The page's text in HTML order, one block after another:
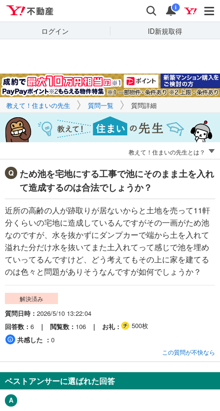
検索 通知
i
ログイン ID新規取得
キーワードで
質問を探す
教えて！住まいの先生 質問一覧 質問詳細
教えて！住まいの先生とは？
ため池を宅地にする工事で池にそのまま土を入れ
て造成するのは合法でしょうか？
近所の高齢の人が跡取りが居ないからと土地を売って11軒
分くらいの宅地に造成しているんですがその一画がため池
なのですが、水を抜かずにダンプカーで端から土を入れて
溢れた分だけ水を抜いてまた土入れてって感じで池を埋め
ていってるんですけど、どう考えてもその上に家を建てる
のは色々と問題がありそうなんですが如何でしょうか？
解決済み
質問日時
2026/5/10 13:22:04
回答数
6 閲覧数 106 お礼
500枚
共感した
0
この質問が不快なら
ベストアンサーに選ばれた回答